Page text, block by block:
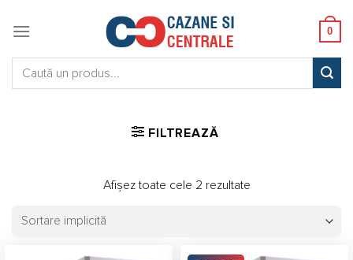
0
FILTREAZĂ
Afișez toate cele 2 rezultate